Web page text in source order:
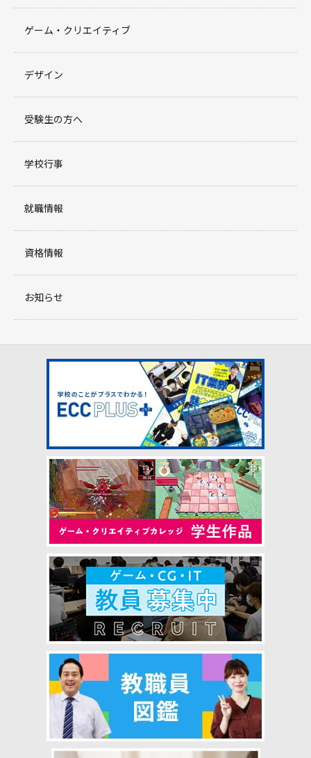
ゲーム・クリエイティブ
デザイン
受験生の方へ
学校行事
就職情報
資格情報
お知らせ